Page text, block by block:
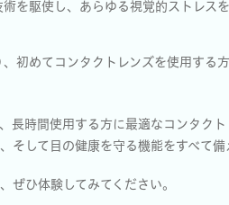
を駆使し、あらゆる視覚的ストレス
初めてコンタクトレンズを使用する
長時間使用する方に最適なコンタクト
そして目の健康を守る機能をすべて
ぜひ体験してみてください。